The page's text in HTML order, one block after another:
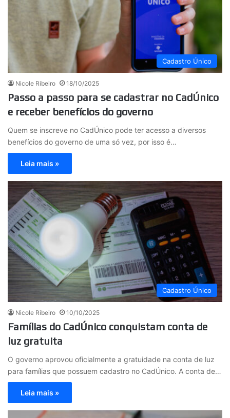
Cadastro Único
Nicole Ribeiro 18/10/2025
Passo a passo para se cadastrar no CadÚnico
e receber benefícios do governo
Quem se inscreve no CadÚnico pode ter acesso a diversos
benefícios do governo de uma só vez, por isso é…
Leia mais »
Cadastro Único
Nicole Ribeiro 10/10/2025
Famílias do CadÚnico conquistam conta de
luz gratuita
O governo aprovou oficialmente a gratuidade na conta de luz
para famílias que possuem cadastro no CadÚnico. A conta de…
Leia mais »